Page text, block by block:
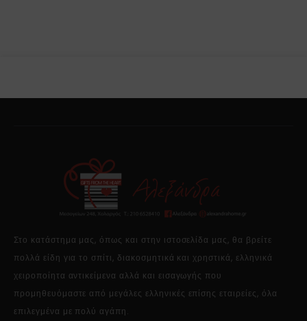
Στο κατάστημα μας, όπως και στην ιστοσελίδα μας, θα βρείτε
πολλά είδη για το σπίτι, διακοσμητικά και χρηστικά, ελληνικά
χειροποίητα αντικείμενα αλλά και εισαγωγής που
προμηθευόμαστε από μεγάλες ελληνικές επίσης εταιρείες, όλα
επιλεγμένα με πολύ αγάπη.